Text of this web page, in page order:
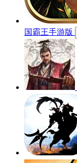
国霸王手游版